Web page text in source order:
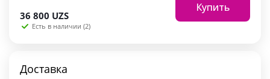
36 800 UZS
Есть в наличии (2)
Купить
Доставка